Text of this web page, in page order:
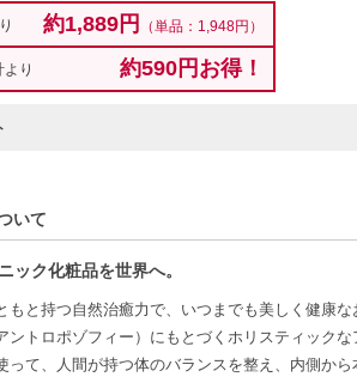
約1,889円 （単品：1,948円）
り 約590円お得！
いて
ック化粧品を世界へ。
もと持つ自然治癒力で、いつまでも美しく健康
ントロポゾフィー）にもとづくホリスティック
って、人間が持つ体のバランスを整え、内側か